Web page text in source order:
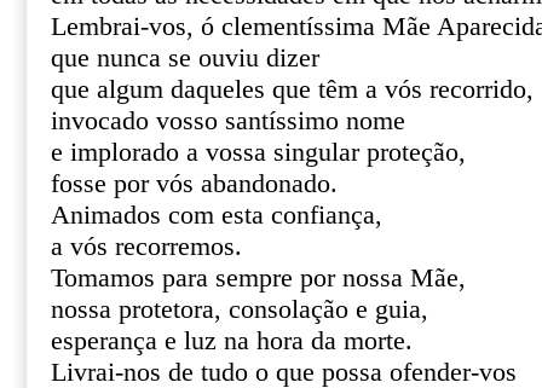
Lembrai-vos, ó clementíssima Mãe
que nunca se ouviu dizer
que algum daqueles que têm a vós recorrido,
invocado vosso santíssimo nome
e implorado a vossa singular proteção,
fosse por vós abandonado.
Animados com esta confiança,
a vós recorremos.
Tomamos para sempre por nossa Mãe,
nossa protetora, consolação e guia,
esperança e luz na hora da morte.
Livrai-nos de tudo o que possa ofender-vos